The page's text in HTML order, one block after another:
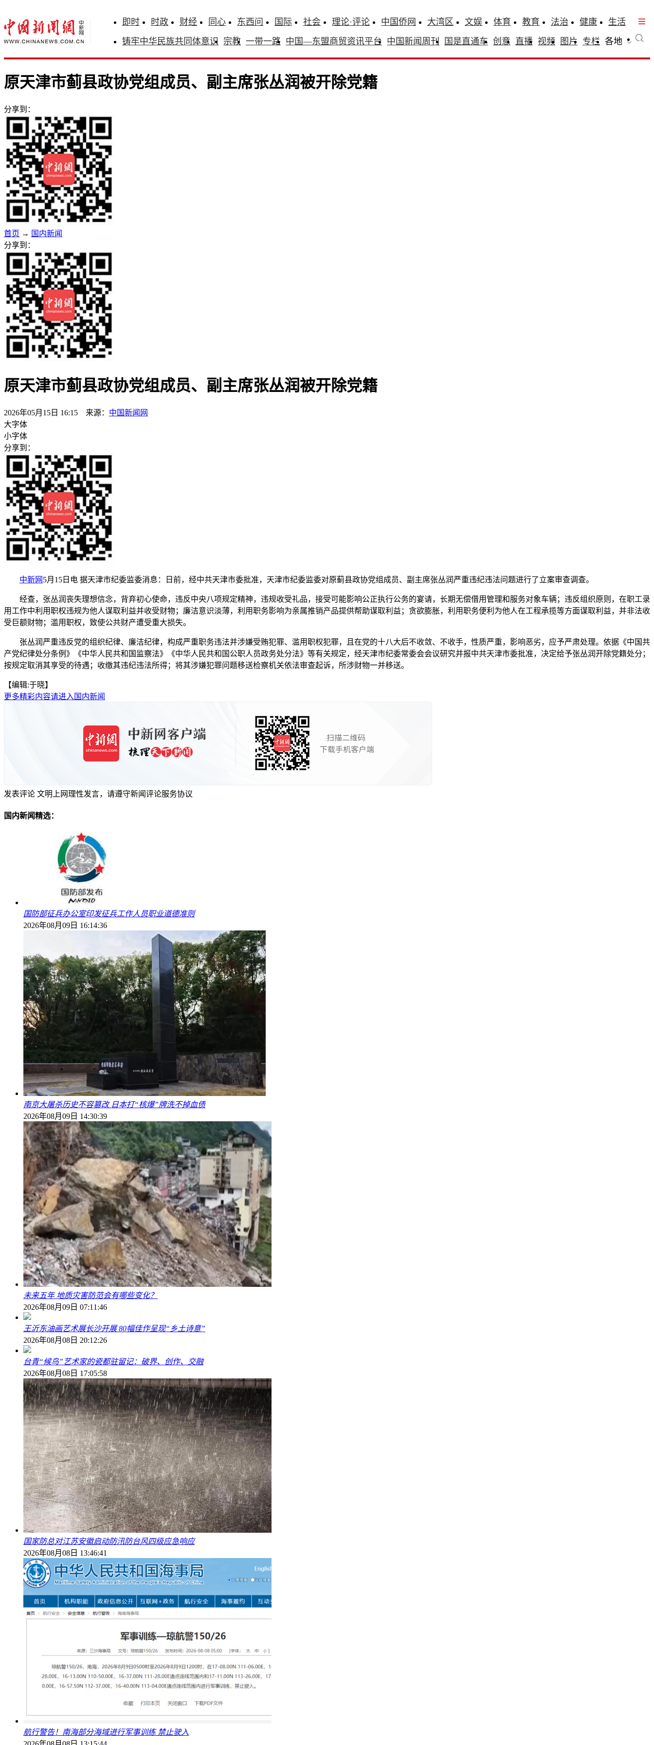
即时 时政 财经 同心 东西问 国际 社会 理论·评论 中国侨网 大湾区 文娱 体育 教育 法治 健康
生活
铸牢中华民族共同体意识 宗教 一带一路 中国—东盟商贸资讯平台 中国新闻周刊 国是直通车 创意 直播 视频 图片 专栏 各地
原天津市蓟县政协党组成员、副主席张丛润被开除党籍
分享到：
首页 → 国内新闻
分享到：
原天津市蓟县政协党组成员、副主席张丛润被开除党籍
2026年05月15日 16:15 来源： 中国新闻网
大字体
小字体
分享到：
中新网 5月15日电 据天津市纪委监委消息：日前，经中共天津市委批准，天津市纪委监委对原蓟县政协党组成员、副主席张丛润严重违纪违法问题进行了立案审查调查。
经查，张丛润丧失理想信念，背弃初心使命，违反中央八项规定精神，违规收受礼品，接受可能影响公正执行公务的宴请，长期无偿借用管理和服务对象车辆；违反组织原则，在职工录
用工作中利用职权违规为他人谋取利益并收受财物；廉洁意识淡薄，利用职务影响为亲属推销产品提供帮助谋取利益；贪欲膨胀，利用职务便利为他人在工程承揽等方面谋取利益，并非法收
受巨额财物；滥用职权，致使公共财产遭受重大损失。
张丛润严重违反党的组织纪律、廉洁纪律，构成严重职务违法并涉嫌受贿犯罪、滥用职权犯罪，且在党的十八大后不收敛、不收手，性质严重，影响恶劣，应予严肃处理。依据《中国共
产党纪律处分条例》《中华人民共和国监察法》《中华人民共和国公职人员政务处分法》等有关规定，经天津市纪委常委会会议研究并报中共天津市委批准，决定给予张丛润开除党籍处分；
按规定取消其享受的待遇；收缴其违纪违法所得；将其涉嫌犯罪问题移送检察机关依法审查起诉，所涉财物一并移送。
【编辑:于晓】
更多精彩内容请进入国内新闻
发表评论 文明上网理性发言，请遵守新闻评论服务协议
国内新闻精选：
国防部征兵办公室印发征兵工作人员职业道德准则
2026年08月09日 16:14:36
南京大屠杀历史不容篡改 日本打“核爆”牌洗不掉血债
2026年08月09日 14:30:39
未来五年 地质灾害防范会有哪些变化？
2026年08月09日 07:11:46
王沂东油画艺术展长沙开展 80幅佳作呈现“乡土诗意”
2026年08月08日 20:12:26
台青“候鸟”艺术家的瓷都驻留记：破界、创作、交融
2026年08月08日 17:05:58
国家防总对江苏安徽启动防汛防台风四级应急响应
2026年08月08日 13:46:41
航行警告！南海部分海域进行军事训练 禁止驶入